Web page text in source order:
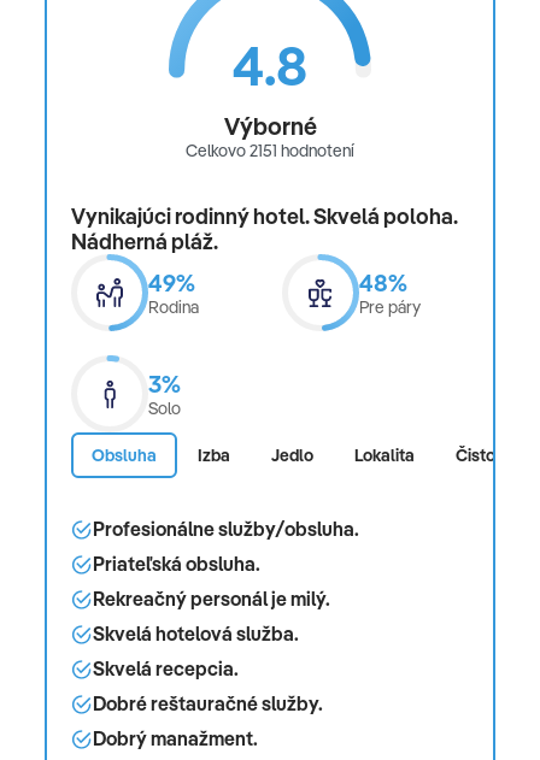
4.8
Výborné
Celkovo 2151 hodnotení
Vynikajúci rodinný hotel. Skvelá poloha.
Nádherná pláž.
49%
Rodina
48%
Pre páry
3%
Solo
Obsluha Izba Jedlo Lokalita Čistota
Profesionálne služby/obsluha.
Priateľská obsluha.
Rekreačný personál je milý.
Skvelá hotelová služba.
Skvelá recepcia.
Dobré reštauračné služby.
Dobrý manažment.